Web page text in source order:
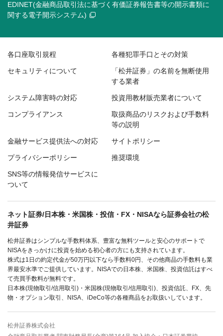
EDINET(金融商品取引法に基づく有価証券報告書等の開示書類に
関する電子開示システム)
各口座取引規程 各種犯罪手口とその対策
セキュリティについて
「松井証券」の名前を無断使用
する業者
システム障害時の対応 投資用教材販売業者について
コンプライアンス
取扱商品のリスクおよび手数料
等の説明
金融サービス提供法への対応 サイトポリシー
プライバシーポリシー 推奨環境
SNS等の情報発信サービスに
ついて
ネット証券/日本株・米国株・投信・FX・NISAなら証券会社の松
井証券
松井証券はシンプルな手数料体系、豊富な無料ツールと安心のサポートで
NISAをきっかけに投資を始める初心者の方にも支持されています。
株式は1日の約定代金が50万円以下なら手数料0円、その他商品の手数料も業
界最安水準でご提供しています。NISAでの日本株、米国株、投資信託はすべ
て売買手数料が無料です。
日本株(現物取引/信用取引)・米国株(現物取引/信用取引)、投資信託、FX、先
物・オプション取引、NISA、iDeCo等の各種商品をお取扱いしています。
松井証券株式会社